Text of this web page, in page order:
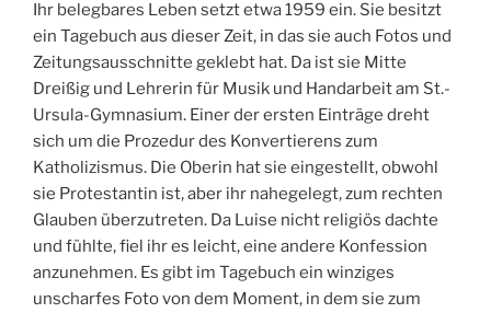
Ihr belegbares Leben setzt etwa 1959 ein. Sie besitzt
ein Tagebuch aus dieser Zeit, in das sie auch Fotos und
Zeitungsausschnitte geklebt hat. Da ist sie Mitte
Dreißig und Lehrerin für Musik und Handarbeit am St.-
Ursula-Gymnasium. Einer der ersten Einträge dreht
sich um die Prozedur des Konvertierens zum
Katholizismus. Die Oberin hat sie eingestellt, obwohl
sie Protestantin ist, aber ihr nahegelegt, zum rechten
Glauben überzutreten. Da Luise nicht religiös dachte
und fühlte, fiel ihr es leicht, eine andere Konfession
anzunehmen. Es gibt im Tagebuch ein winziges
unscharfes Foto von dem Moment, in dem sie zum